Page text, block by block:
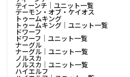
ティーンチ│ユニット一覧
デーモン・オブ・ケイオス
トゥームキング
トゥームキング│ユニット一覧
ドワーフ
ドワーフ│ユニット一覧
ナーグル
ナーグル│ユニット一覧
ノルスカ
ノルスカ│ユニット一覧
ハイエルフ